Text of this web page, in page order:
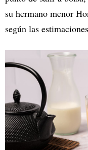
su hermano menor
según las